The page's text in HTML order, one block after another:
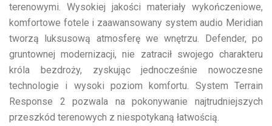
terenowymi. Wysokiej jakości materiały wykończeniowe,
komfortowe fotele i zaawansowany system audio Meridian
tworzą luksusową atmosferę we wnętrzu. Defender, po
gruntownej modernizacji, nie zatracił swojego charakteru
króla bezdroży, zyskując jednocześnie nowoczesne
technologie i wysoki poziom komfortu. System Terrain
Response 2 pozwala na pokonywanie najtrudniejszych
przeszkód terenowych z niespotykaną łatwością.